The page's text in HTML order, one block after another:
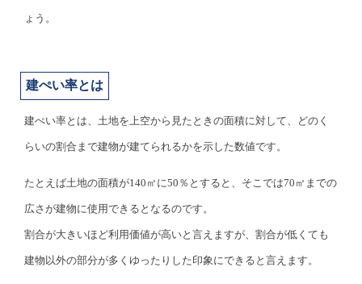
ょう。
建ぺい率とは
建ぺい率とは、 土地を上空から見たときの面積に対して、どのく
らいの割合まで建物が建てられるかを示した数値です。
たとえば土地の面積が140㎡に50％とすると、そこでは70㎡までの
広さが建物に使用できるとなるのです。
割合が大きいほど利用価値が高いと言えますが、割合が低くても
建物以外の部分が多くゆったりした印象にできると言えます。